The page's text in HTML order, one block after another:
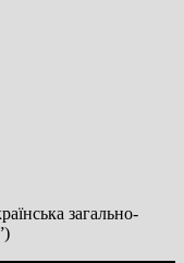
загально-